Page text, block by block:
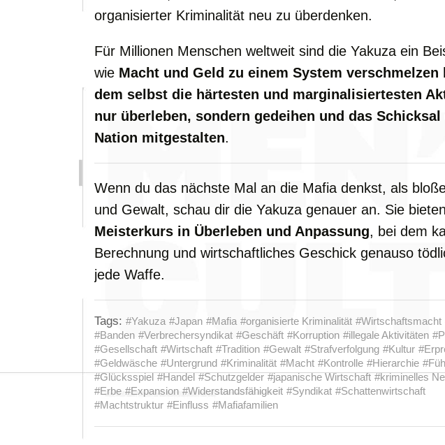
organisierter Kriminalität neu zu überdenken.
Für Millionen Menschen weltweit sind die Yakuza ein
wie Macht und Geld zu einem System verschmelzen
dem selbst die härtesten und marginalisiertesten
nur überleben, sondern gedeihen und das Schicksal
Nation mitgestalten.
Wenn du das nächste Mal an die Mafia denkst, als
und Gewalt, schau dir die Yakuza genauer an. Sie bieten
Meisterkurs in Überleben und Anpassung, bei dem
Berechnung und wirtschaftliches Geschick genauso
jede Waffe.
Tags: #Yakuza #Japan #Mafia #organisierte Kriminalität #Wirtschaftsmacht
#Banden #Verbrechersyndikat #Geschäft #Korruption #illegale Aktivitäten
#Gesellschaft #Wirtschaft #Tradition #Gewalt #Strafverfolgung #Kultur
#Geldwäsche #Untergrund #Kriminalität #Macht #Kontrolle #Hierarchie
#Glücksspiel #Handel #Schutzgelder #japanische Wirtschaft #kriminelles
#Erbe #Expansion #Widerstandsfähigkeit #Syndikat #Schattenwirtschaft
#Machtstruktur #Einfluss #Mafiafamilien